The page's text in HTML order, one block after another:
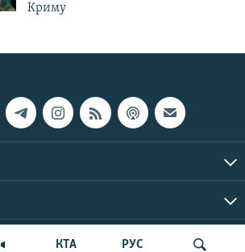
КТА РУС
Криму
© Крим.Реалії, 2026 | Усі права застережено.